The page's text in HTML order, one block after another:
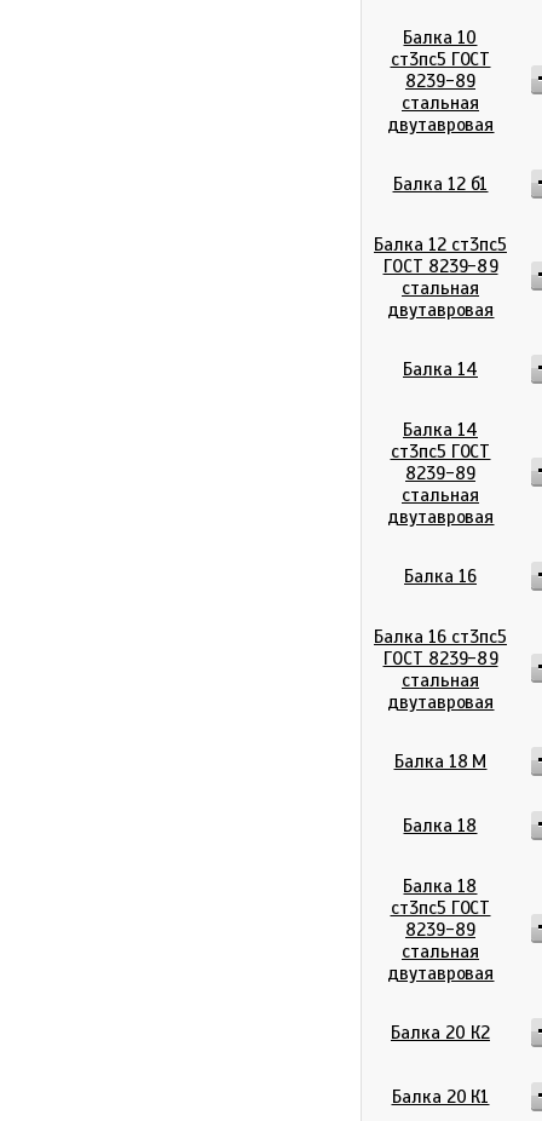
Балка 10
ст3пс5 ГОСТ
8239-89
стальная
двутавровая
Балка 12 б1
Балка 12 ст3пс5
ГОСТ 8239-89
стальная
двутавровая
Балка 14
Балка 14
ст3пс5 ГОСТ
8239-89
стальная
двутавровая
Балка 16
Балка 16 ст3пс5
ГОСТ 8239-89
стальная
двутавровая
Балка 18 М
Балка 18
Балка 18
ст3пс5 ГОСТ
8239-89
стальная
двутавровая
Балка 20 К2
Балка 20 К1